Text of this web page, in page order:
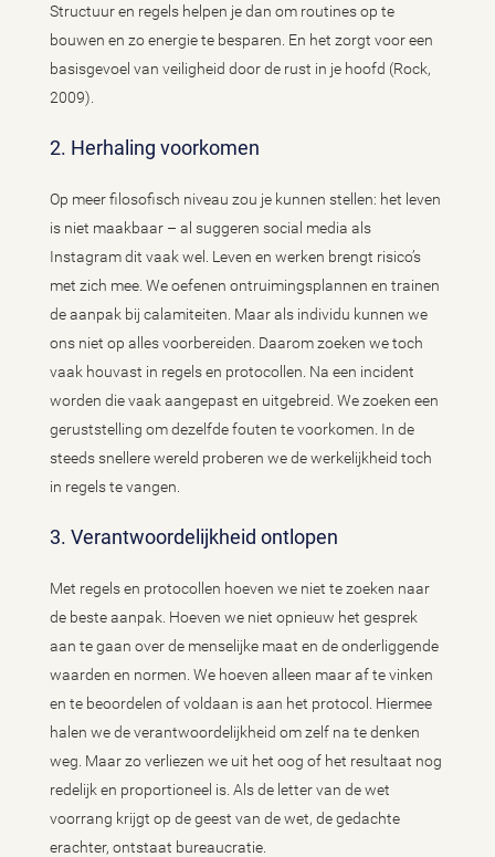
Structuur en regels helpen je dan om routines op te
bouwen en zo energie te besparen. En het zorgt voor een
basisgevoel van veiligheid door de rust in je hoofd (Rock,
2009).
2. Herhaling voorkomen
Op meer filosofisch niveau zou je kunnen stellen: het leven
is niet maakbaar – al suggeren social media als
Instagram dit vaak wel. Leven en werken brengt risico’s
met zich mee. We oefenen ontruimingsplannen en trainen
de aanpak bij calamiteiten. Maar als individu kunnen we
ons niet op alles voorbereiden. Daarom zoeken we toch
vaak houvast in regels en protocollen. Na een incident
worden die vaak aangepast en uitgebreid. We zoeken een
geruststelling om dezelfde fouten te voorkomen. In de
steeds snellere wereld proberen we de werkelijkheid toch
in regels te vangen.
3. Verantwoordelijkheid ontlopen
Met regels en protocollen hoeven we niet te zoeken naar
de beste aanpak. Hoeven we niet opnieuw het gesprek
aan te gaan over de menselijke maat en de onderliggende
waarden en normen. We hoeven alleen maar af te vinken
en te beoordelen of voldaan is aan het protocol. Hiermee
halen we de verantwoordelijkheid om zelf na te denken
weg. Maar zo verliezen we uit het oog of het resultaat nog
redelijk en proportioneel is. Als de letter van de wet
voorrang krijgt op de geest van de wet, de gedachte
erachter, ontstaat bureaucratie.